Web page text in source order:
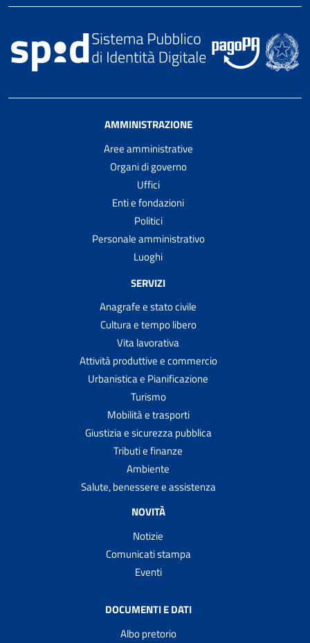
AMMINISTRAZIONE
Aree amministrative
Organi di governo
Uffici
Enti e fondazioni
Politici
Personale amministrativo
Luoghi
SERVIZI
Anagrafe e stato civile
Cultura e tempo libero
Vita lavorativa
Attività produttive e commercio
Urbanistica e Pianificazione
Turismo
Mobilità e trasporti
Giustizia e sicurezza pubblica
Tributi e finanze
Ambiente
Salute, benessere e assistenza
NOVITÀ
Notizie
Comunicati stampa
Eventi
DOCUMENTI E DATI
Albo pretorio